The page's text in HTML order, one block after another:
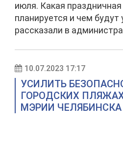
июля. Какая
планируется и чем будут
рассказали в
10.07.2023 17:17
УСИЛИТЬ
ГОРОДСКИХ
МЭРИИ ЧЕЛЯБИНСКА